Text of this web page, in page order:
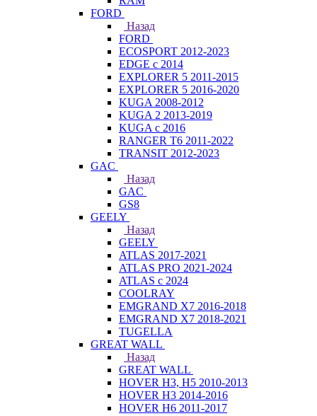
FORD
Назад
FORD
ECOSPORT 2012-2023
EDGE c 2014
EXPLORER 5 2011-2015
EXPLORER 5 2016-2020
KUGA 2008-2012
KUGA 2 2013-2019
KUGA с 2016
RANGER T6 2011-2022
TRANSIT 2012-2023
GAC
Назад
GAC
GS8
GEELY
Назад
GEELY
ATLAS 2017-2021
ATLAS PRO 2021-2024
ATLAS с 2024
COOLRAY
EMGRAND X7 2016-2018
EMGRAND X7 2018-2021
TUGELLA
GREAT WALL
Назад
GREAT WALL
HOVER H3, H5 2010-2013
HOVER H3 2014-2016
HOVER H6 2011-2017